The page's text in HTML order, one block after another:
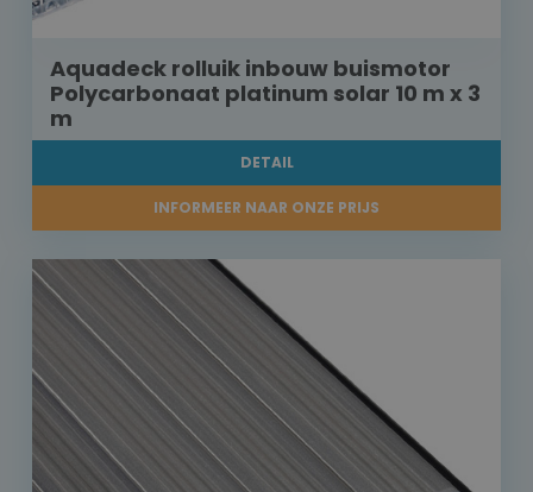
Aquadeck rolluik inbouw buismotor
Polycarbonaat platinum solar 10 m x 3
m
DETAIL
INFORMEER NAAR ONZE PRIJS